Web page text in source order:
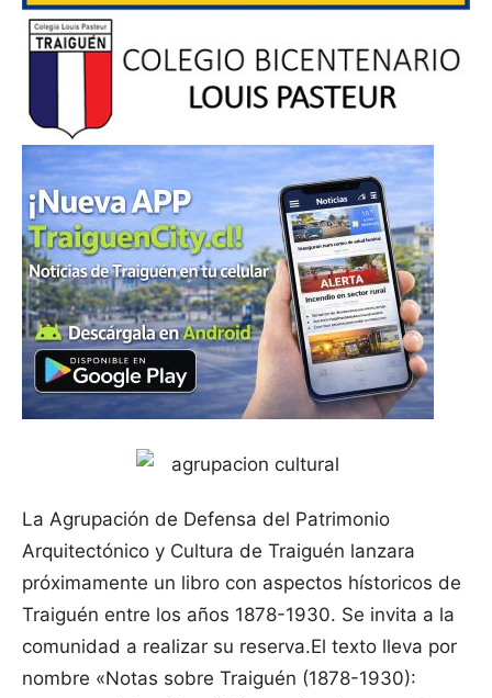
La Agrupación de Defensa del Patrimonio
Arquitectónico y Cultura de Traiguén lanzara
próximamente un libro con aspectos hístoricos de
Traiguén entre los años 1878-1930. Se invita a la
comunidad a realizar su reserva.El texto lleva por
nombre «Notas sobre Traiguén (1878-1930):